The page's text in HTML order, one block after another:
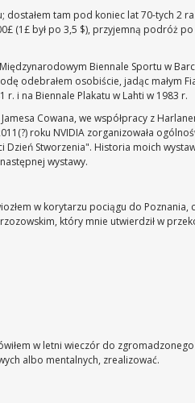
tam pod koniec lat 70-tych 2
(1£ był po 3,5 $), przyjemną podróż
Biennale Sportu w
odebrałem osobiście, jadąc małym
i na Biennale Plakatu w Lahti w 1983 r.
Cowana, we współpracy z
roku NVIDIA zorganizowała
Stworzenia". Historia moich
wystawy.
w korytarzu pociągu do Poznania,
który mnie utwierdził w
w letni wieczór do zgromadzonego
albo mentalnych, zrealizować.